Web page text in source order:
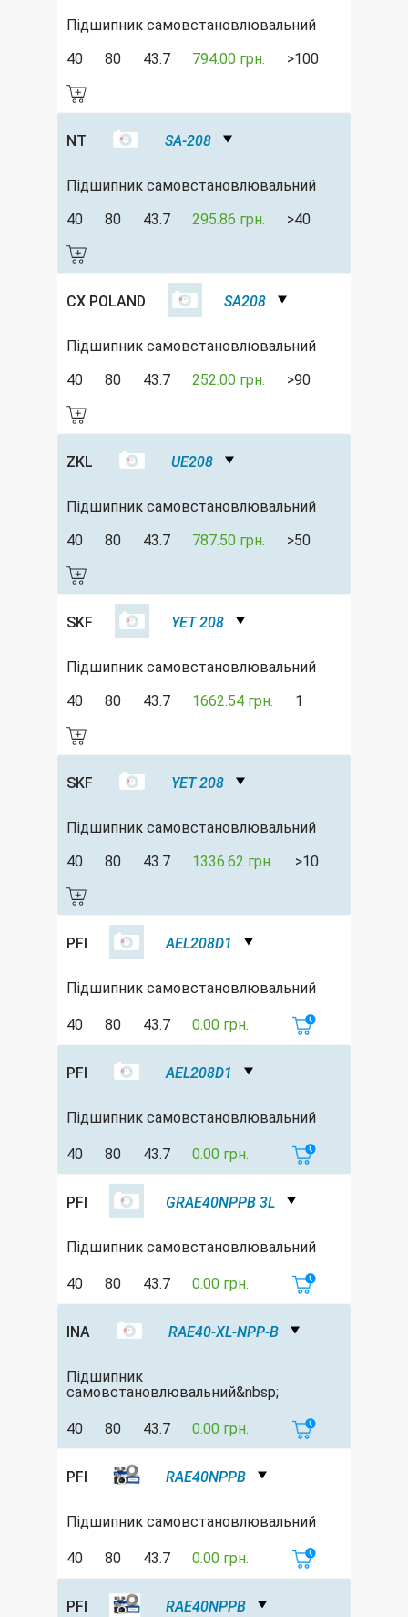
Підшипник самовстановлювальний
40
80 43.7 794.00 грн. >100
NT SA-208
Підшипник самовстановлювальний
40
80 43.7 295.86 грн. >40
CX POLAND SA208
Підшипник самовстановлювальний
40
80 43.7 252.00 грн. >90
ZKL UE208
Підшипник самовстановлювальний
40
80 43.7 787.50 грн. >50
SKF YET 208
Підшипник самовстановлювальний
40
80 43.7 1662.54 грн. 1
SKF YET 208
Підшипник самовстановлювальний
40
80 43.7 1336.62 грн. >10
PFI AEL208D1
Підшипник самовстановлювальний
40 80 43.7 0.00 грн.
PFI AEL208D1
Підшипник самовстановлювальний
40 80 43.7 0.00 грн.
PFI GRAE40NPPB 3L
Підшипник самовстановлювальний
40 80 43.7 0.00 грн.
INA RAE40-XL-NPP-B
Підшипник
самовстановлювальний&nbsp;
40 80 43.7 0.00 грн.
PFI RAE40NPPB
Підшипник самовстановлювальний
40 80 43.7 0.00 грн.
PFI RAE40NPPB